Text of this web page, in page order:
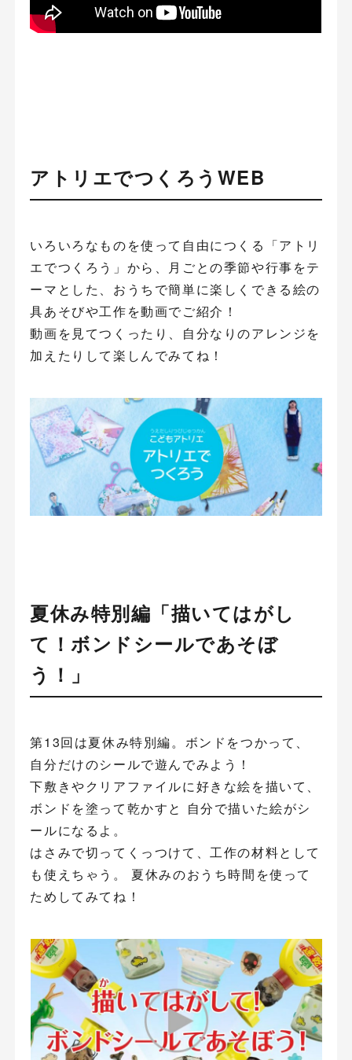
アトリエでつくろうWEB
いろいろなものを使って自由につくる「アトリ
エでつくろう」から、月ごとの季節や行事をテ
ーマとした、おうちで簡単に楽しくできる絵の
具あそびや工作を動画でご紹介！
動画を見てつくったり、自分なりのアレンジを
加えたりして楽しんでみてね！
夏休み特別編「描いてはがし
て！ボンドシールであそぼ
う！」
第13回は夏休み特別編。ボンドをつかって、
自分だけのシールで遊んでみよう！
下敷きやクリアファイルに好きな絵を描いて、
ボンドを塗って乾かすと 自分で描いた絵がシ
ールになるよ。
はさみで切ってくっつけて、工作の材料として
も使えちゃう。 夏休みのおうち時間を使って
ためしてみてね！